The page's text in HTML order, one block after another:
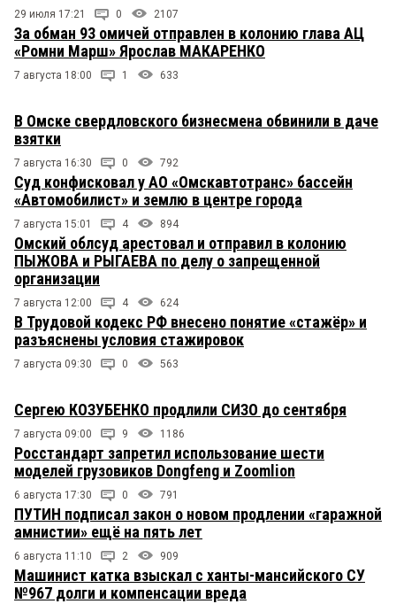
29 июля 17:21 0 2107
За обман 93 омичей отправлен в колонию глава АЦ
«Ромни Марш» Ярослав МАКАРЕНКО
7 августа 18:00 1 633
В Омске свердловского бизнесмена обвинили в даче
взятки
7 августа 16:30 0 792
Суд конфисковал у АО «Омскавтотранс» бассейн
«Автомобилист» и землю в центре города
7 августа 15:01 4 894
Омский облсуд арестовал и отправил в колонию
ПЫЖОВА и РЫГАЕВА по делу о запрещенной
организации
7 августа 12:00 4 624
В Трудовой кодекс РФ внесено понятие «стажёр» и
разъяснены условия стажировок
7 августа 09:30 0 563
Сергею КОЗУБЕНКО продлили СИЗО до сентября
7 августа 09:00 9 1186
Росстандарт запретил использование шести
моделей грузовиков Dongfeng и Zoomlion
6 августа 17:30 0 791
ПУТИН подписал закон о новом продлении «гаражной
амнистии» ещё на пять лет
6 августа 11:10 2 909
Машинист катка взыскал с ханты-мансийского СУ
№967 долги и компенсации вреда